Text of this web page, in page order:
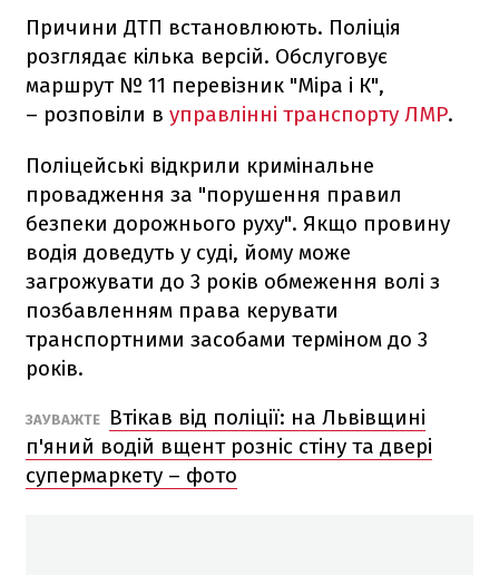
Причини ДТП встановлюють. Поліція
розглядає кілька версій. Обслуговує
маршрут № 11 перевізник "Міра і К",
– розповіли в управлінні транспорту ЛМР.
Поліцейські відкрили кримінальне
провадження за "порушення правил
безпеки дорожнього руху". Якщо провину
водія доведуть у суді, йому може
загрожувати до 3 років обмеження волі з
позбавленням права керувати
транспортними засобами терміном до 3
років.
ЗАУВАЖТЕ
Втікав від поліції: на Львівщині
п'яний водій вщент розніс стіну та двері
супермаркету – фото